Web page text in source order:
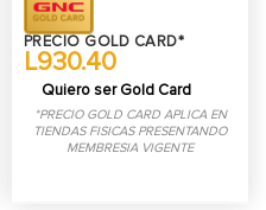
PRECIO GOLD CARD*
L930.40
Quiero ser Gold Card
*PRECIO GOLD CARD APLICA EN
TIENDAS FISICAS PRESENTANDO
MEMBRESIA VIGENTE